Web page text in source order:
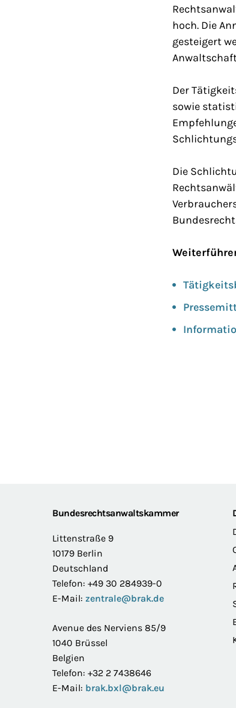
hoch. Die
gesteigert
Der
sowie
Die
FooterBundesrechtsanwaltskammer
Littenstraße 9
10179 Berlin
Deutschland
Telefon: +49 30 284939-0
E-Mail: zentrale@brak.de
Avenue des Nerviens 85/9
1040 Brüssel
Belgien
Telefon: +32 2 7438646
E-Mail: brak.bxl@brak.eu